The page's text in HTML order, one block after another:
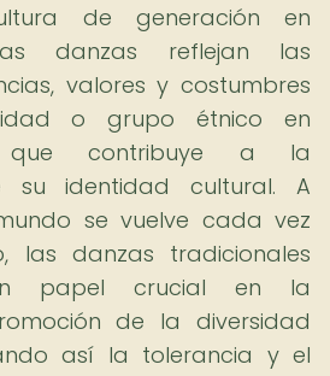
de generación en
danzas reflejan las
valores y costumbres
o grupo étnico en
que contribuye a la
su identidad cultural. A
se vuelve cada vez
las danzas tradicionales
papel crucial en la
de la diversidad
así la tolerancia y el